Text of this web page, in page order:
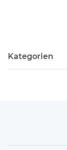
Kategorien